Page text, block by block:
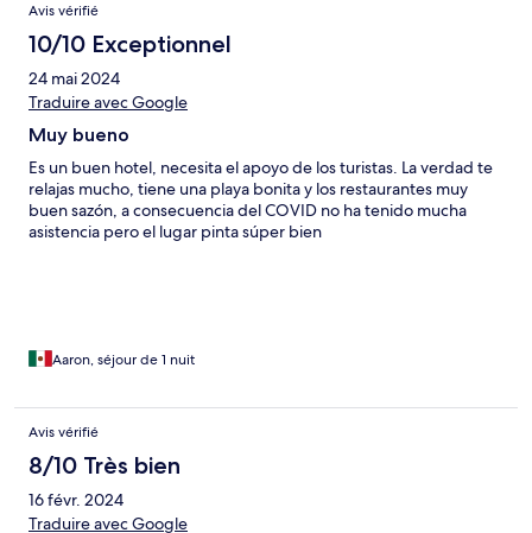
Avis vérifié
10/10 Exceptionnel
24 mai 2024
Traduire avec Google
Muy bueno
Es un buen hotel, necesita el apoyo de los turistas. La verdad te
relajas mucho, tiene una playa bonita y los restaurantes muy
buen sazón, a consecuencia del COVID no ha tenido mucha
asistencia pero el lugar pinta súper bien
Aaron, séjour de 1 nuit
Avis vérifié
8/10 Très bien
16 févr. 2024
Traduire avec Google